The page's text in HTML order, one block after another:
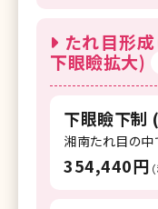
湘南美容ク
湘南美容ク
湘南美容ク
たれ目形
下眼瞼拡大)
下眼瞼下制
湘南たれ目の
354,440円